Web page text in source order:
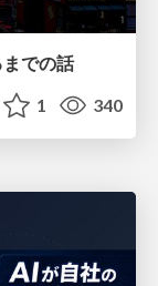
での話
1 340